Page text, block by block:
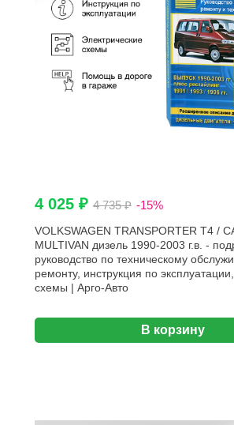
4 025 ₽ 4 735 ₽ -15%
VOLKSWAGEN TRANSPORTER T4 /
MULTIVAN дизель 1990-2003 г.в. -
руководство по техническому
ремонту, инструкция по
схемы | Арго-Авто
В корзину